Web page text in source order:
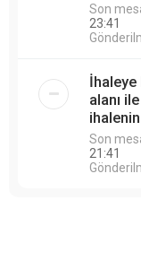
Son
23:41
İhaleye
alanı
Son
21:41